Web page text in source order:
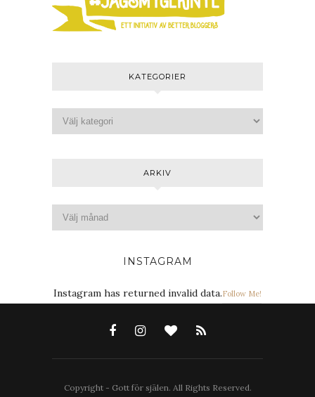
KATEGORIER
ARKIV
INSTAGRAM
Instagram has returned invalid data.Follow Me!
Copyright - Gott för själen. All Rights Reserved.